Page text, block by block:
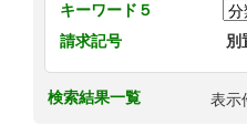
キーワード５
請求記号
別
検索結果一覧 表示